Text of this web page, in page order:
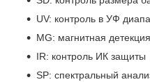
UV: контроль в УФ
MG: магнитная детекция
IR: контроль ИК защиты
SP: спектральный